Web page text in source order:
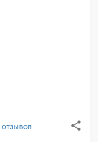
share
отзывов